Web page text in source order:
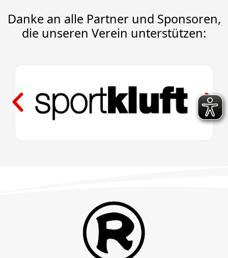
Danke an alle Partner und Sponsoren,
die unseren Verein unterstützen: